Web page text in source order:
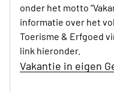
onder het motto
informatie over het
Toerisme & Erfgoed
link hieronder.
Vakantie in eigen